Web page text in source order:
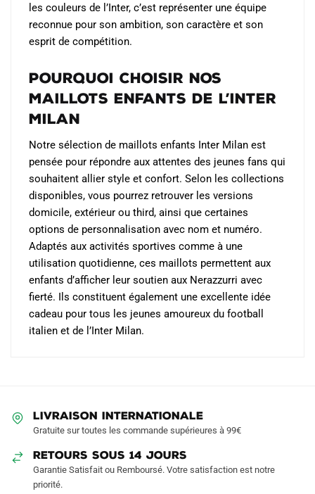
les couleurs de l’Inter, c’est représenter une équipe
reconnue pour son ambition, son caractère et son
esprit de compétition.
Pourquoi choisir nos
maillots enfants de l’Inter
Milan
Notre sélection de maillots enfants Inter Milan est
pensée pour répondre aux attentes des jeunes fans qui
souhaitent allier style et confort. Selon les collections
disponibles, vous pourrez retrouver les versions
domicile, extérieur ou third, ainsi que certaines
options de personnalisation avec nom et numéro.
Adaptés aux activités sportives comme à une
utilisation quotidienne, ces maillots permettent aux
enfants d’afficher leur soutien aux Nerazzurri avec
fierté. Ils constituent également une excellente idée
cadeau pour tous les jeunes amoureux du football
italien et de l’Inter Milan.
LIVRAISON INTERNATIONALE
Gratuite sur toutes les commande supérieures à 99€
RETOURS SOUS 14 JOURS
Garantie Satisfait ou Remboursé. Votre satisfaction est notre
priorité.